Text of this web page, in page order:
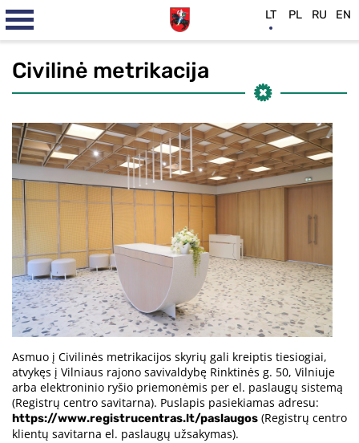
Civilinė metrikacija
Asmuo į Civilinės metrikacijos skyrių gali kreiptis tiesiogiai,
atvykęs į Vilniaus rajono savivaldybę Rinktinės g. 50, Vilniuje
arba elektroninio ryšio priemonėmis per el. paslaugų sistemą
(Registrų centro savitarna). Puslapis pasiekiamas adresu:
https://www.registrucentras.lt/paslaugos (Registrų centro
klientų savitarna el. paslaugų užsakymas).
LT PL RU EN